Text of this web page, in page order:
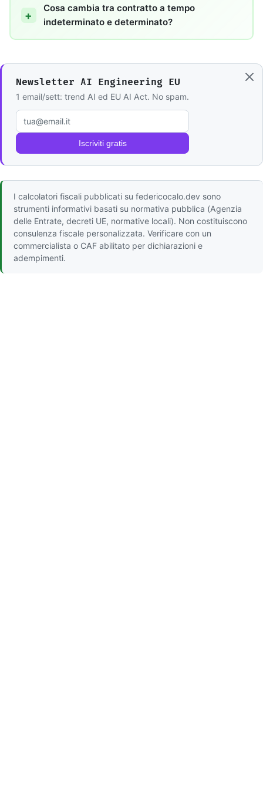
Cosa cambia tra contratto a tempo
indeterminato e determinato?
Newsletter AI Engineering EU
1 email/sett: trend AI ed EU AI Act. No spam.
Email Iscriviti gratis
I calcolatori fiscali pubblicati su federicocalo.dev sono
strumenti informativi basati su normativa pubblica (Agenzia
delle Entrate, decreti UE, normative locali). Non costituiscono
consulenza fiscale personalizzata. Verificare con un
commercialista o CAF abilitato per dichiarazioni e
adempimenti.